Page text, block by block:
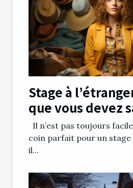
Stage à
que vous devez
propos
Il n’est pas toujours
coin parfait pour un stage
il...